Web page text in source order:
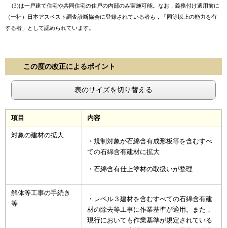
(3)は一戸建て住宅や共同住宅の住戸の内部のみ実施可能。なお，義務付け適用前に
（一社）日本アスベスト調査診断協会に登録されている者も，「同等以上の能力を有
する者」として認められています。
この度の改正によるポイント
表のサイズを切り替える
項目 内容
対象の建材の拡大
・規制対象が石綿含有成形板等を含むすべ
ての石綿含有建材に拡大
・石綿含有仕上塗材の取扱いが整理
解体等工事の手続き
等
・レベル３建材を含むすべての石綿含有建
材の除去等工事に作業基準が適用。また，
現行においても作業基準が規定されている